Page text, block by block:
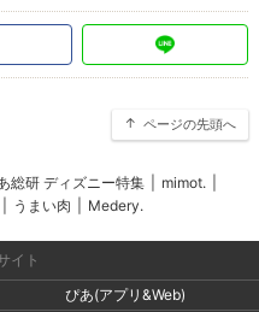
ページの先頭へ
総研 ディズニー特集 mimot.
うまい肉 Medery.
イト
ぴあ(アプリ&Web)